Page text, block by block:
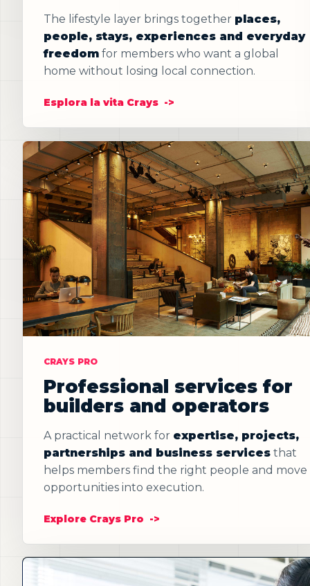
The lifestyle layer brings together places,
people, stays, experiences and everyday
freedom for members who want a global
home without losing local connection.
Esplora la vita Crays
CRAYS PRO
Professional services for
builders and operators
A practical network for expertise, projects,
partnerships and business services that
helps members find the right people and move
opportunities into execution.
Explore Crays Pro